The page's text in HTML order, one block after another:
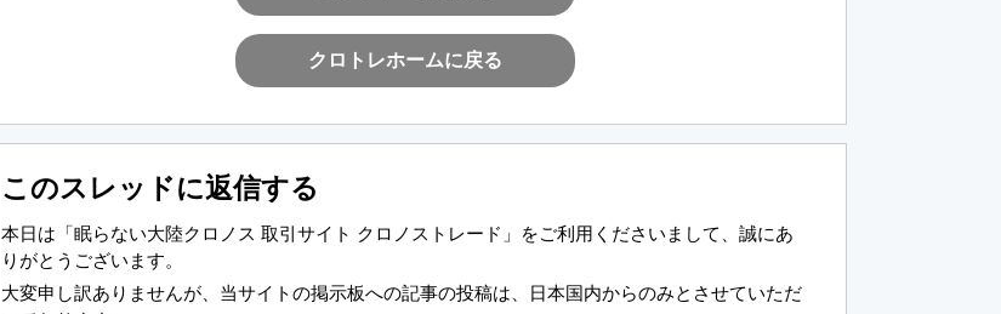
クロトレホームに戻る
このスレッドに返信する
本日は「眠らない大陸クロノス 取引サイト クロノストレード」をご利用くださいまして、誠にあ
りがとうございます。
大変申し訳ありませんが、当サイトの掲示板への記事の投稿は、日本国内からのみとさせていただ